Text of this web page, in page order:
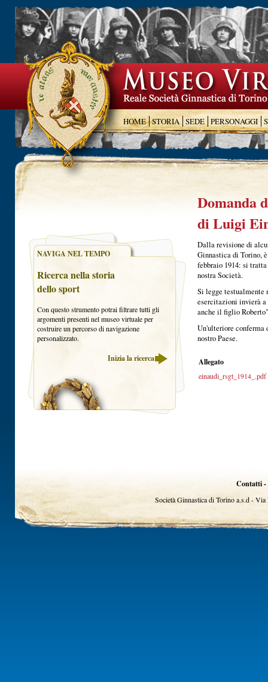
HOME STORIA SEDE PERSONAGGI
NAVIGA NEL TEMPO
Ricerca nella storia
dello sport
Con questo strumento potrai filtrare tutti gli
argomenti presenti nel museo virtuale per
costruire un percorso di navigazione
personalizzato.
Inizia la ricerca
Domanda
di Luigi
Dalla revisione di
Ginnastica di Torino,
febbraio 1914: si
nostra Società.
Si legge testualmente
esercitazioni invierà
anche il figlio
Un'ulteriore conferma
nostro Paese.
Allegato
einaudi_rsgt_1914_.pdf
Contatti -
Società Ginnastica di Torino a.s.d -